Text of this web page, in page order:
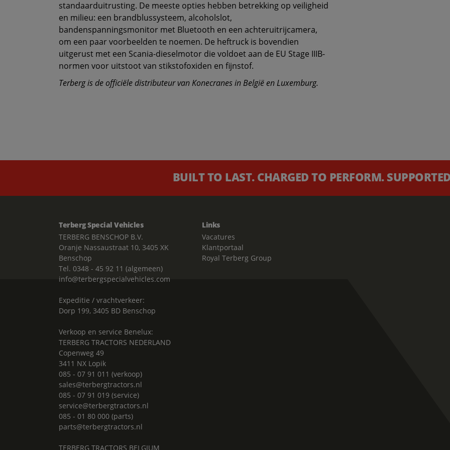
standaard­uitrusting. De meeste opties hebben betrekking op veiligheid
en milieu: een brandblussysteem, alcoholslot,
bandenspanningsmonitor met Bluetooth en een achteruitrijcamera,
om een paar voorbeelden te noemen. De heftruck is bovendien
uitgerust met een Scania-dieselmotor die voldoet aan de EU Stage IIIB-
normen voor uitstoot van stikstofoxiden en fijnstof.
Terberg is de officiële distributeur van Konecranes in België en Luxemburg.
BUILT TO LAST. CHARGED TO PERFORM.
Terberg Special Vehicles
TERBERG BENSCHOP B.V.
Oranje Nassaustraat 10, 3405 XK
Benschop
Tel. 0348 - 45 92 11 (algemeen)
info@terbergspecialvehicles.com
Expeditie / vrachtverkeer:
Dorp 199, 3405 BD Benschop
Verkoop en service Benelux:
TERBERG TRACTORS NEDERLAND
Copenweg 49
3411 NX Lopik
085 - 07 91 011 (verkoop)
sales@terbergtractors.nl
085 - 07 91 019 (service)
service@terbergtractors.nl
085 - 01 80 000 (parts)
parts@terbergtractors.nl
TERBERG TRACTORS BELGIUM
Links
Vacatures
Klantportaal
Royal Terberg Group